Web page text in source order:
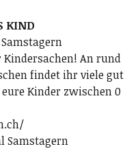
KIND
An rund
findet ihr viele gut
Kinder zwischen 0
Samstagern